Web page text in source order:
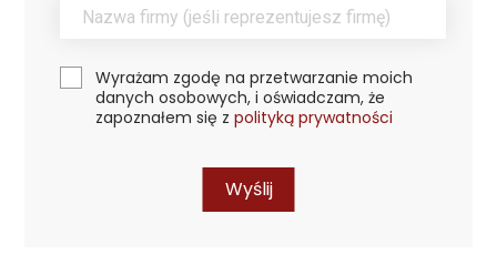
Wyrażam zgodę na przetwarzanie moich
danych osobowych, i oświadczam, że
zapoznałem się z polityką prywatności
Wyślij